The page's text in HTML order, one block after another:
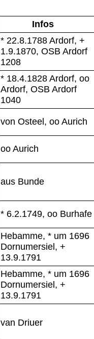
Infos
* 22.8.1788 Ardorf, +
1.9.1870, OSB Ardorf
1208
* 18.4.1828 Ardorf, oo
Ardorf, OSB Ardorf
1040
von Osteel, oo Aurich
oo Aurich
aus Bunde
* 6.2.1749, oo Burhafe
Hebamme, * um 1696
Dornumersiel, +
13.9.1791
Hebamme, * um 1696
Dornumersiel, +
13.9.1791
van Driuer